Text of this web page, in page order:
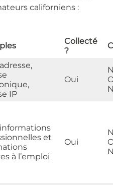
californiens :
Collecté
?
IP
Oui
et
à l’emploi
Oui